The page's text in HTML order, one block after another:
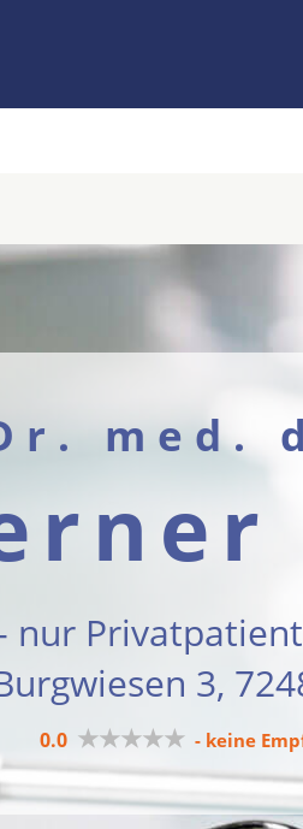
med.
nur
3,
0.0 ★★★★★ - keine